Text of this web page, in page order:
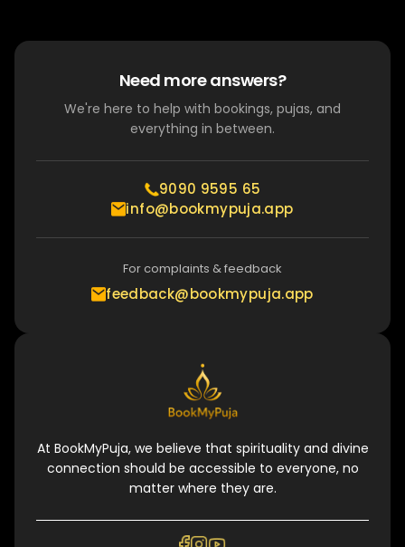
Need more answers?
We're here to help with bookings, pujas, and
everything in between.
9090 9595 65
info@bookmypuja.app
For complaints & feedback
feedback@bookmypuja.app
At BookMyPuja, we believe that spirituality and divine
connection should be accessible to everyone, no
matter where they are.